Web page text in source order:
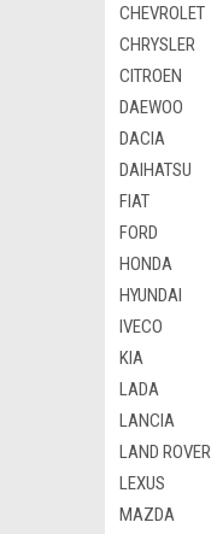
CHEVROLET
CHRYSLER
CITROEN
DAEWOO
DACIA
DAIHATSU
FIAT
FORD
HONDA
HYUNDAI
IVECO
KIA
LADA
LANCIA
LAND ROVER
LEXUS
MAZDA